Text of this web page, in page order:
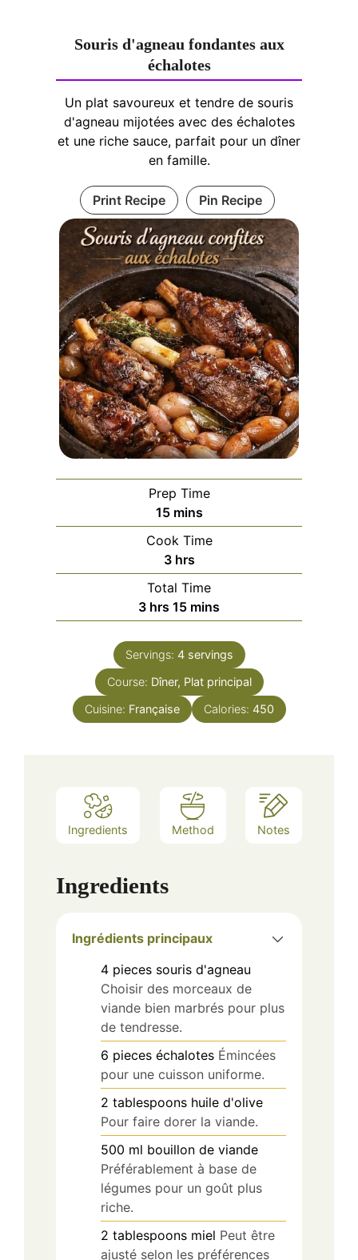
Souris d'agneau fondantes aux
échalotes
Un plat savoureux et tendre de souris
d'agneau mijotées avec des échalotes
et une riche sauce, parfait pour un dîner
en famille.
Print Recipe Pin Recipe
Prep Time
15minutes
mins
Cook Time
3hours
hrs
Total Time
3hours
hrs 15minutes
mins
Servings: 4 servings
Course: Dîner, Plat principal
Cuisine: Française Calories: 450
Ingredients Method Notes
Ingredients
Ingrédients principaux
4 pieces souris d'agneau
Choisir des morceaux de
viande bien marbrés pour plus
de tendresse.
6 pieces échalotes Émincées
pour une cuisson uniforme.
2 tablespoons huile d'olive
Pour faire dorer la viande.
500 ml bouillon de viande
Préférablement à base de
légumes pour un goût plus
riche.
2 tablespoons miel Peut être
ajusté selon les préférences